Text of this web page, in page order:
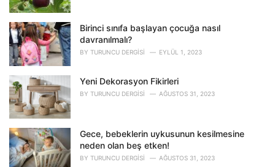
Birinci sınıfa başlayan çocuğa nasıl
davranılmalı?
BY TURUNCU DERGISI EYLÜL 1, 2023
Yeni Dekorasyon Fikirleri
BY TURUNCU DERGISI AĞUSTOS 31, 2023
Gece, bebeklerin uykusunun kesilmesine
neden olan beş etken!
BY TURUNCU DERGISI AĞUSTOS 31, 2023